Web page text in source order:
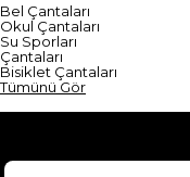
Bel Çantaları
Okul Çantaları
Su Sporları
Çantaları
Bisiklet Çantaları
Tümünü Gör